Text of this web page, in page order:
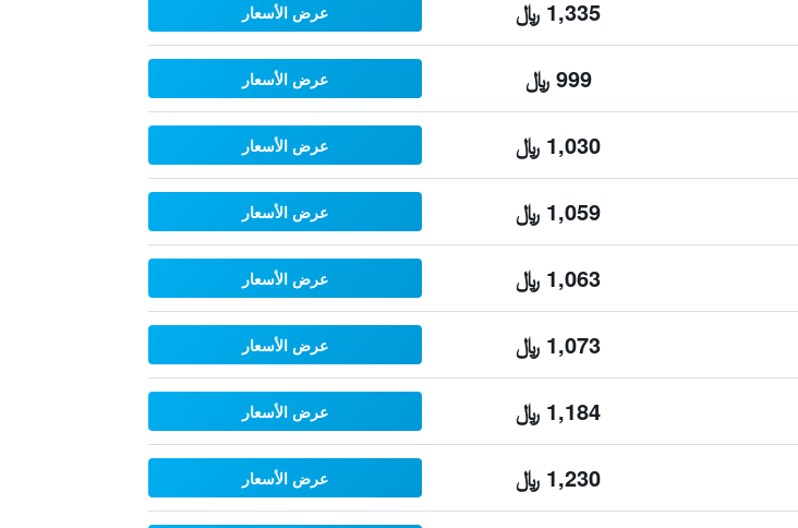
1,335 ﷼ عرض الأسعار
999 ﷼ عرض الأسعار
1,030 ﷼ عرض الأسعار
1,059 ﷼ عرض الأسعار
1,063 ﷼ عرض الأسعار
1,073 ﷼ عرض الأسعار
1,184 ﷼ عرض الأسعار
1,230 ﷼ عرض الأسعار